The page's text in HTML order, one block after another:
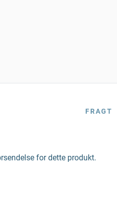
FRAGT
for dette produkt.